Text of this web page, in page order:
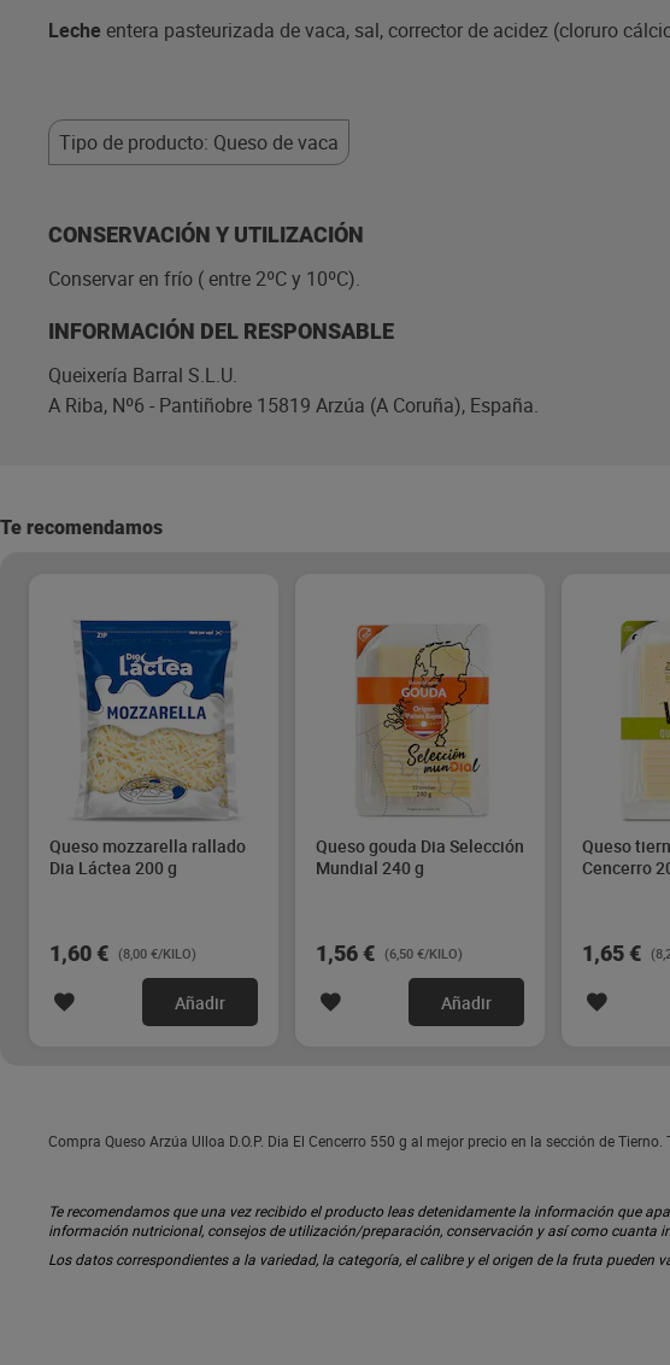
Leche entera pasteurizada de vaca, sal, corrector de acidez (cloruro
Tipo de producto: Queso de vaca
CONSERVACIÓN Y UTILIZACIÓN
Conservar en frío ( entre 2ºC y 10ºC).
INFORMACIÓN DEL RESPONSABLE
Queixería Barral S.L.U.
A Riba, Nº6 - Pantiñobre 15819 Arzúa (A Coruña), España.
Te recomendamos
Queso mozzarella rallado
Dia Láctea 200 g
1,60 € (8,00 €/KILO)
Añadir
Queso gouda Dia Selección
Mundial 240 g
1,56 € (6,50 €/KILO)
Añadir
Queso
Cencerro
1,65 €
Compra Queso Arzúa Ulloa D.O.P. Dia El Cencerro 550 g al mejor precio en la sección de
Te recomendamos que una vez recibido el producto leas detenidamente la información que
información nutricional, consejos de utilización/preparación, conservación y así como
Los datos correspondientes a la variedad, la categoría, el calibre y el origen de la fruta pueden